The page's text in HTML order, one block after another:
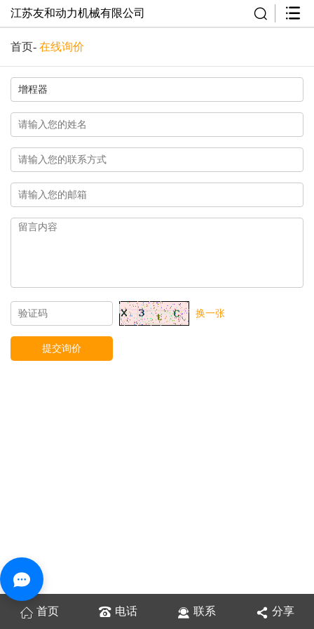
江苏友和动力机械有限公司
首页- 在线询价
换一张
首页 电话 联系 分享